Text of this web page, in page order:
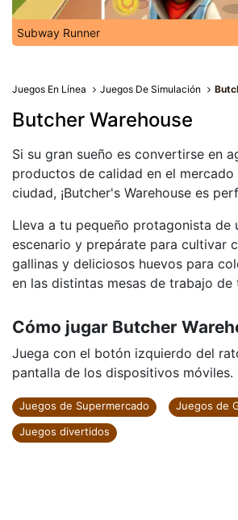
Subway Runner
Juegos En Línea Juegos De Simulación
Butcher Warehouse
Si su gran sueño es convertirse en
productos de calidad en el mercado
ciudad, ¡Butcher's Warehouse es
Lleva a tu pequeño protagonista de
escenario y prepárate para cultivar
gallinas y deliciosos huevos para
en las distintas mesas de trabajo de
Cómo jugar Butcher
Juega con el botón izquierdo del
pantalla de los dispositivos móviles.
Juegos de Supermercado
Juegos de
Juegos divertidos